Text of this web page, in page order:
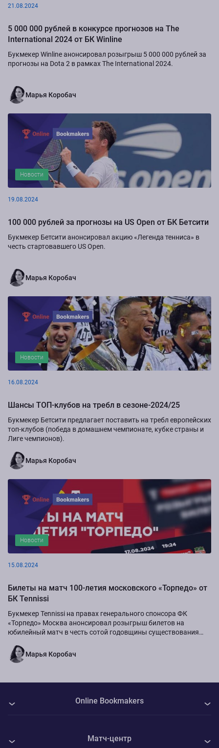
21.08.2024
5 000 000 рублей в конкурсе прогнозов на The
International 2024 от БК Winline
Букмекер Winline анонсировал розыгрыш 5 000 000 рублей за
прогнозы на Dota 2 в рамках The International 2024.
Марья Коробач
Новости
19.08.2024
100 000 рублей за прогнозы на US Open от БК Бетсити
Букмекер Бетсити анонсировал акцию «Легенда тенниса» в
честь стартовавшего US Open.
Марья Коробач
Новости
16.08.2024
Шансы ТОП-клубов на требл в сезоне-2024/25
Букмекер Бетсити предлагает поставить на требл европейских
топ-клубов (победа в домашнем чемпионате, кубке страны и
Лиге чемпионов).
Марья Коробач
Новости
15.08.2024
Билеты на матч 100-летия московского «Торпедо» от
БК Tennissi
Букмекер Tennissi на правах генерального спонсора ФК
«Торпедо» Москва анонсировал розыгрыш билетов на
юбилейный матч в честь сотой годовщины существования
Марья Коробач
Матч-центр
Online Bookmakers